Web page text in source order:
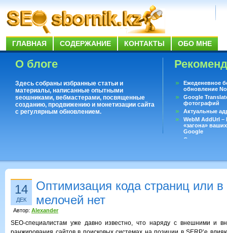
ГЛАВНАЯ СОДЕРЖАНИЕ КОНТАКТЫ ОБО МНЕ
О блоге
Здесь собраны избранные статьи и
материалы, написанные опытными
seoшниками, вебмастерами, посвященные
созданию, продвижению и монетизации сайта
с регулярным обновлением.
Ежеденевное
обновление
Google
фотографий
Актуальные
WebM AddUrl
«загона»
Google
Существует
14
ДЕК
Оптимизация кода страниц или в
мелочей нет
Автор: Alexander
SEO-специалистам уже давно известно, что наряду с внешними и